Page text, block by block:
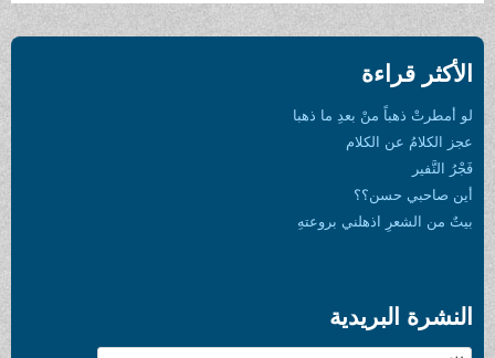
الأكثر قراءة
لو أمطرتْ ذهباً منْ بعدِ ما ذهبا
عجز الكلامُ عن الكلام
فَجْرُ النَّفير
أين صاحبي حسن؟؟
بيتٌ من الشعرِ اذهلني بروعتهِ
النشرة البريدية